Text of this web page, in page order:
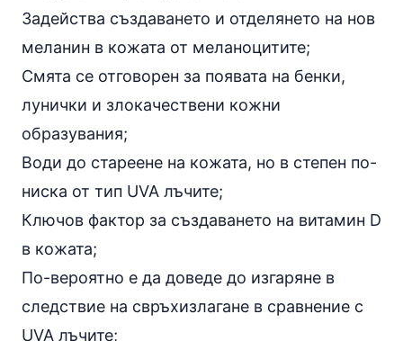
Задейства създаването и отделянето на нов
меланин в кожата от меланоцитите;
Смята се отговорен за появата на бенки,
лунички и злокачествени кожни
образувания;
Води до стареене на кожата, но в степен по-
ниска от тип UVA лъчите;
Ключов фактор за създаването на витамин D
в кожата;
По-вероятно е да доведе до изгаряне в
следствие на свръхизлагане в сравнение с
UVA лъчите;